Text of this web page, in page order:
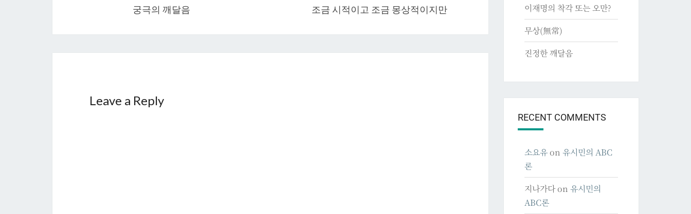
궁극의 깨달음 조금 시적이고 조금 몽상적이지만
Leave a Reply
이재명의 착각 또는 오만?
무상(無常)
진정한 깨달음
RECENT COMMENTS
소요유on 유시민의 ABC
론
지나가다on 유시민의
ABC론